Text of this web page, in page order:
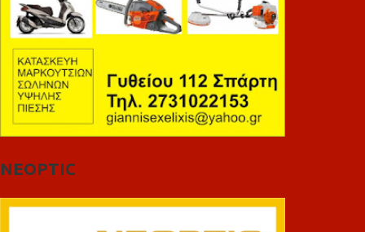
NEOPTIC